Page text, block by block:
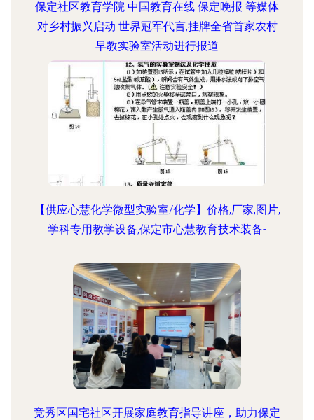
保定社区教育学院 中国教育在线 保定晚报 等媒体
对乡村振兴启动 世界冠军代言,挂牌全省首家农村
早教实验室活动进行报道
【供应心慧化学微型实验室/化学】价格,厂家,图片,
学科专用教学设备,保定市心慧教育技术装备-
竞秀区国宅社区开展家庭教育指导讲座，助力保定